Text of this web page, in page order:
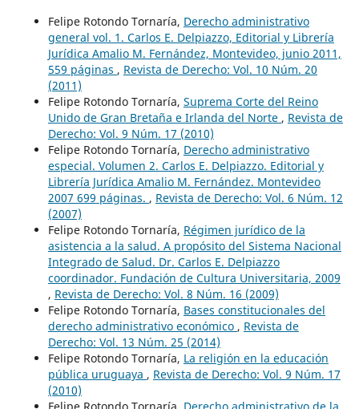
Felipe Rotondo Tornaría, Derecho administrativo
general vol. 1. Carlos E. Delpiazzo, Editorial y Librería
Jurídica Amalio M. Fernández, Montevideo, junio 2011,
559 páginas , Revista de Derecho: Vol. 10 Núm. 20
(2011)
Felipe Rotondo Tornaría, Suprema Corte del Reino
Unido de Gran Bretaña e Irlanda del Norte , Revista de
Derecho: Vol. 9 Núm. 17 (2010)
Felipe Rotondo Tornaría, Derecho administrativo
especial. Volumen 2. Carlos E. Delpiazzo. Editorial y
Librería Jurídica Amalio M. Fernández. Montevideo
2007 699 páginas. , Revista de Derecho: Vol. 6 Núm. 12
(2007)
Felipe Rotondo Tornaría, Régimen jurídico de la
asistencia a la salud. A propósito del Sistema Nacional
Integrado de Salud. Dr. Carlos E. Delpiazzo
coordinador. Fundación de Cultura Universitaria, 2009
, Revista de Derecho: Vol. 8 Núm. 16 (2009)
Felipe Rotondo Tornaría, Bases constitucionales del
derecho administrativo económico , Revista de
Derecho: Vol. 13 Núm. 25 (2014)
Felipe Rotondo Tornaría, La religión en la educación
pública uruguaya , Revista de Derecho: Vol. 9 Núm. 17
(2010)